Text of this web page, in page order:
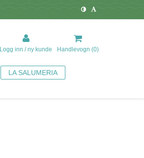
Logg inn / ny kunde Handlevogn (0)
LA SALUMERIA